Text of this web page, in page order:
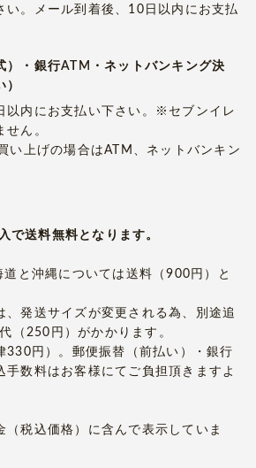
い。メール到着後、10日以内にお支払
）・銀行ATM・ネットバンキング決
以内にお支払い下さい。※セブンイレ
ん。
い上げの場合はATM、ネットバンキン
で送料無料となります。
と沖縄については送料（900円）と
、発送サイズが変更される為、別途追
（250円）がかかります。
330円）。郵便振替（前払い）・銀行
手数料はお客様にてご負担頂きますよ
（税込価格）に含んで表示していま